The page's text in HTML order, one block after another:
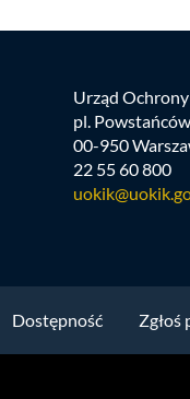
Urząd
pl.
00-950
22 55 60 800
Dostępność Zgłoś